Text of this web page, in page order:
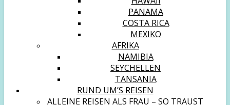
PANAMA
COSTA RICA
MEXIKO
AFRIKA
NAMIBIA
SEYCHELLEN
TANSANIA
RUND UM’S REISEN
ALLEINE REISEN ALS FRAU – SO TRAUST